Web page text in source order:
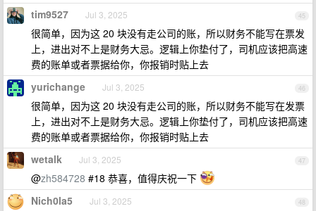
45
tim9527 Jul 3, 2025
很简单，因为这 20 块没有走公司的账，所以财务不能写在票发
上，进出对不上是财务大忌。逻辑上你垫付了，司机应该把高速
费的账单或者票据给你，你报销时贴上去
46
yurichange Jul 3, 2025
很简单，因为这 20 块没有走公司的账，所以财务不能写在发票
上，进出对不上是财务大忌。逻辑上你垫付了，司机应该把高速
费的账单或者票据给你，你报销时贴上去
47
wetalk Jul 3, 2025
@zh584728 #18 恭喜，值得庆祝一下
48
Nich0la5 Jul 3, 2025